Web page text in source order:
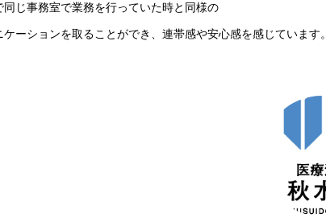
同じ事務室で業務を行っていた時と同様の
ケーションを取ることができ、連帯感や安心感を感じています。